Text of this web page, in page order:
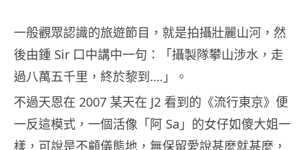
一般觀眾認識的旅遊節目，就是拍攝壯麗山河，然
後由鍾 Sir 口中講中一句：「攝製隊攀山涉水，走
過八萬五千里，終於黎到….」。
不過天恩在 2007 某天在 J2 看到的《流行東京》便
一反這模式，一個活像「阿 Sa」的女仔如傻大姐一
樣，可說是不顧儀態地，無保留愛說甚麼就甚麼，